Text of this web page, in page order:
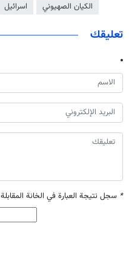
الكيان الصهيوني
اسرائيل
تعليقك
* سجل نتيجة العبارة في الخانة المقابلة